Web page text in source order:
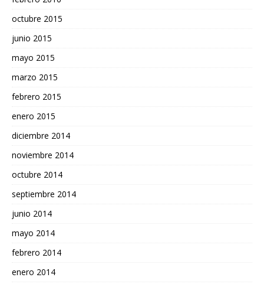
octubre 2015
junio 2015
mayo 2015
marzo 2015
febrero 2015
enero 2015
diciembre 2014
noviembre 2014
octubre 2014
septiembre 2014
junio 2014
mayo 2014
febrero 2014
enero 2014